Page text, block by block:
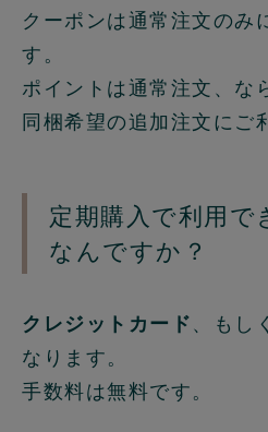
クーポンは通常注文のみ
す。
ポイントは通常注文、な
同梱希望の追加注文にご
定期購入で利用で
なんですか？
クレジットカード、もし
なります。
手数料は無料です。